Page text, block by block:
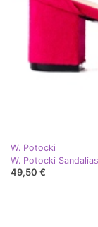
W. Potocki
49,50 €